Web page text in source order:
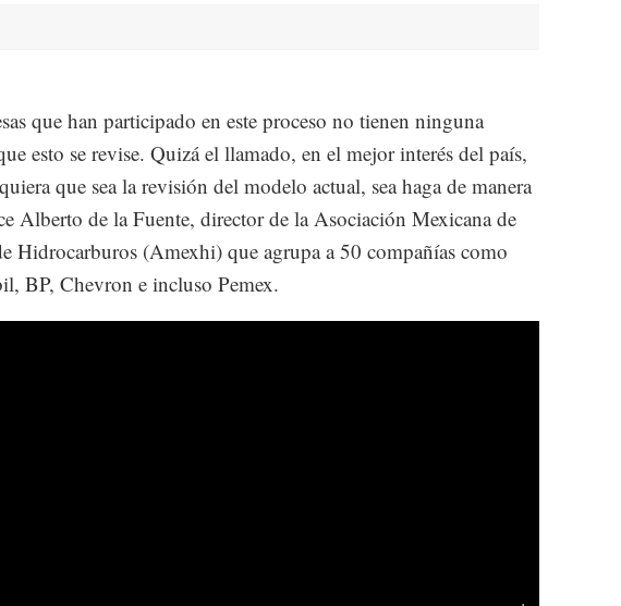
que han participado en este proceso no tienen ninguna
esto se revise. Quizá el llamado, en el mejor interés del país,
que sea la revisión del modelo actual, sea haga de manera
Alberto de la Fuente, director de la Asociación Mexicana de
Hidrocarburos (Amexhi) que agrupa a 50 compañías como
BP, Chevron e incluso Pemex.